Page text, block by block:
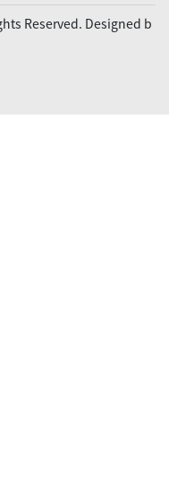
Reserved. Designed b